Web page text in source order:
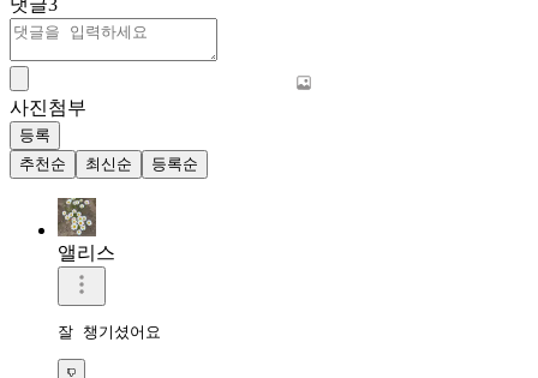
사진첨부
등록
추천순
최신순 등록순
앨리스
잘 챙기셨어요